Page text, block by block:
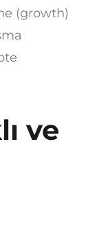
(growth)
ve